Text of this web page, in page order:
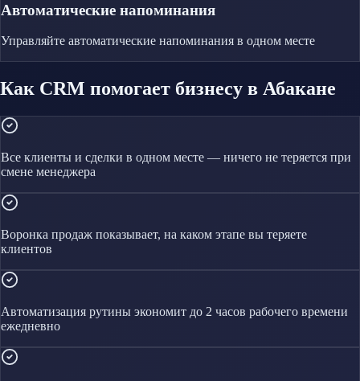
Автоматические напоминания
Управляйте автоматические напоминания в одном месте
Как CRM помогает бизнесу в Абакане
Все клиенты и сделки в одном месте — ничего не теряется при
смене менеджера
Воронка продаж показывает, на каком этапе вы теряете
клиентов
Автоматизация рутины экономит до 2 часов рабочего времени
ежедневно